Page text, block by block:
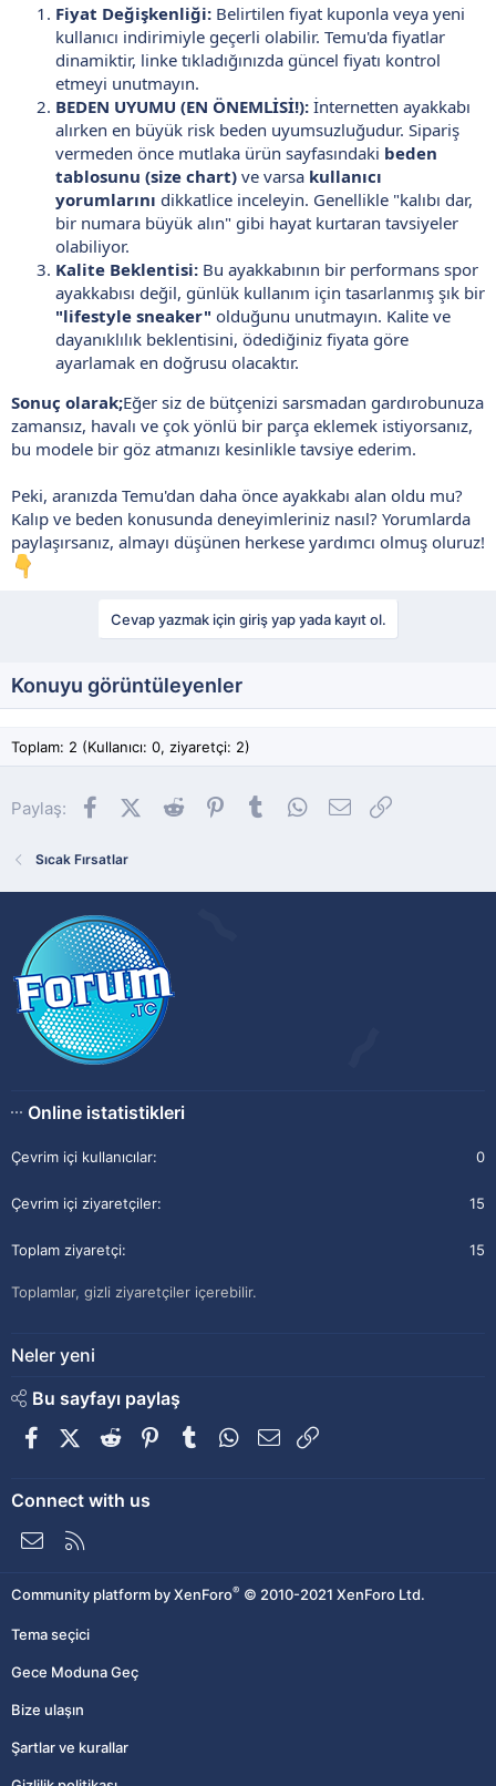
Fiyat Değişkenliği: Belirtilen fiyat kuponla veya yeni
kullanıcı indirimiyle geçerli olabilir. Temu'da fiyatlar
dinamiktir, linke tıkladığınızda güncel fiyatı kontrol
etmeyi unutmayın.
BEDEN UYUMU (EN ÖNEMLİSİ!): İnternetten ayakkabı
alırken en büyük risk beden uyumsuzluğudur. Sipariş
vermeden önce mutlaka ürün sayfasındaki beden
tablosunu (size chart) ve varsa kullanıcı
yorumlarını dikkatlice inceleyin. Genellikle "kalıbı dar,
bir numara büyük alın" gibi hayat kurtaran tavsiyeler
olabiliyor.
Kalite Beklentisi: Bu ayakkabının bir performans spor
ayakkabısı değil, günlük kullanım için tasarlanmış şık bir
"lifestyle sneaker" olduğunu unutmayın. Kalite ve
dayanıklılık beklentisini, ödediğiniz fiyata göre
ayarlamak en doğrusu olacaktır.
Sonuç olarak;Eğer siz de bütçenizi sarsmadan gardırobunuza
zamansız, havalı ve çok yönlü bir parça eklemek istiyorsanız,
bu modele bir göz atmanızı kesinlikle tavsiye ederim.
Peki, aranızda Temu'dan daha önce ayakkabı alan oldu mu?
Kalıp ve beden konusunda deneyimleriniz nasıl? Yorumlarda
paylaşırsanız, almayı düşünen herkese yardımcı olmuş oluruz!
Cevap yazmak için giriş yap yada kayıt ol.
Konuyu görüntüleyenler
Toplam: 2 (Kullanıcı: 0, ziyaretçi: 2)
Paylaş: FacebookX (Twitter)
Reddit Pinterest
Tumblr WhatsApp
E-posta
Sıcak Fırsatlar
Online istatistikleri
Çevrim içi kullanıcılar 0
Çevrim içi ziyaretçiler 15
Toplam ziyaretçi 15
Toplamlar, gizli ziyaretçiler içerebilir.
Neler yeni
Bu sayfayı paylaş
FacebookX (Twitter)
Reddit PinterestTumblrWhatsApp
E-posta
Connect with us
Bize ulaşın
Community platform by XenForo® © 2010-2021 XenForo Ltd.
Tema seçici
Gece Moduna Geç
Bize ulaşın
Şartlar ve kurallar